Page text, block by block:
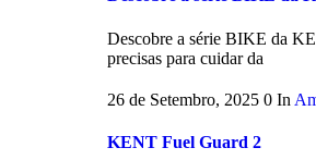
Descobre a série BIKE da
precisas para cuidar da
26 de Setembro, 2025 0 In
KENT Fuel Guard 2